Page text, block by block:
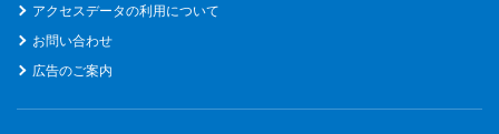
アクセスデータの利用について
お問い合わせ
広告のご案内